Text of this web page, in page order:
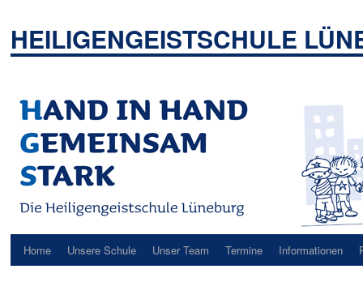
springen
HEILIGENGEISTSCHULE
Home Unsere Schule Unser Team Termine Informationen